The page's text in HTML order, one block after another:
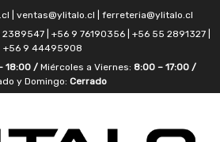
| ventas@ylitalo.cl | ferreteria@ylitalo.cl
| +56 9 76190356 | +56 55 2891327 |
+56 9 44495908
18:00 / Miércoles a Viernes: 8:00 – 17:00 /
y Domingo: Cerrado